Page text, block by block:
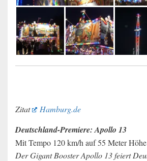
Zitat Hamburg.de
Deutschland-Premiere: Apollo 13
Mit Tempo 120 km/h auf 55 Meter Höhe
Der Gigant Booster Apollo 13 feiert